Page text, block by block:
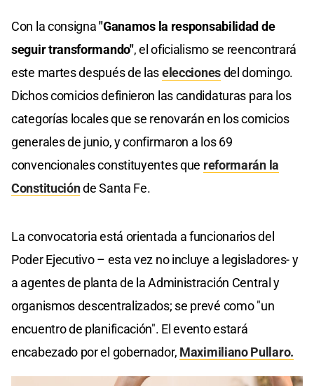
Con la consigna"Ganamos la responsabilidad de
seguir transformando", el oficialismo se reencontrará
este martes después de laseleccionesdel domingo.
Dichos comicios definieron las candidaturas para los
categorías locales que se renovarán en los comicios
generales de junio, y confirmaron a los 69
convencionales constituyentes que reformarán la
Constituciónde Santa Fe.
La convocatoria está orientada a funcionarios del
Poder Ejecutivo – esta vez no incluye a legisladores- y
a agentes de planta de la Administración Central y
organismos descentralizados; se prevé como "un
encuentro de planificación". El evento estará
encabezado por el gobernador, Maximiliano Pullaro.